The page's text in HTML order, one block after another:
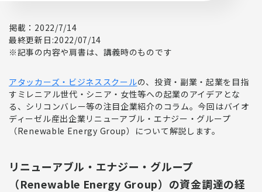
掲載：2022/7/14
最終更新日:2022/07/14
※記事の内容や肩書は、講義時のものです
アタッカーズ・ビジネススクールの、投資・副業・起業を目指
すミレニアル世代・シニア・女性等への起業のアイデアとな
る、シリコンバレー等の注目企業紹介のコラム。今回はバイオ
ディーゼル産出企業リニューアブル・エナジー・グループ
（Renewable Energy Group）について解説します。
リニューアブル・エナジー・グループ
（Renewable Energy Group）の資金調達の経